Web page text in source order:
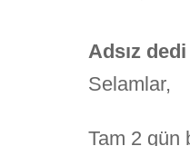
Adsız
Selamlar,
Tam 2 gün